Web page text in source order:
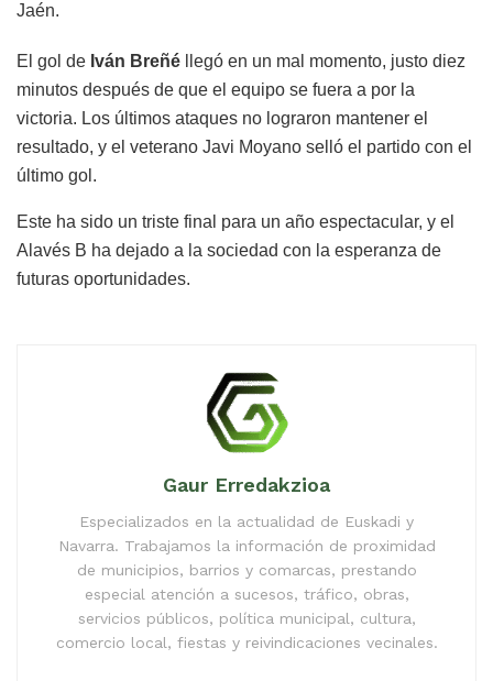
Jaén.
El gol de Iván Breñé llegó en un mal momento, justo diez
minutos después de que el equipo se fuera a por la
victoria. Los últimos ataques no lograron mantener el
resultado, y el veterano Javi Moyano selló el partido con el
último gol.
Este ha sido un triste final para un año espectacular, y el
Alavés B ha dejado a la sociedad con la esperanza de
futuras oportunidades.
Gaur Erredakzioa
Especializados en la actualidad de Euskadi y
Navarra. Trabajamos la información de proximidad
de municipios, barrios y comarcas, prestando
especial atención a sucesos, tráfico, obras,
servicios públicos, política municipal, cultura,
comercio local, fiestas y reivindicaciones vecinales.